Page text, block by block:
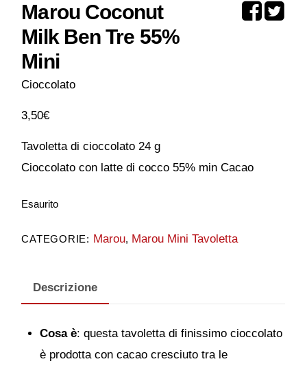
Marou Coconut
Milk Ben Tre 55%
Mini
Cioccolato
3,50€
Tavoletta di cioccolato 24 g
Cioccolato con latte di cocco 55% min Cacao
Esaurito
CATEGORIE: Marou, Marou Mini Tavoletta
Descrizione
Cosa è: questa tavoletta di finissimo cioccolato
è prodotta con cacao cresciuto tra le